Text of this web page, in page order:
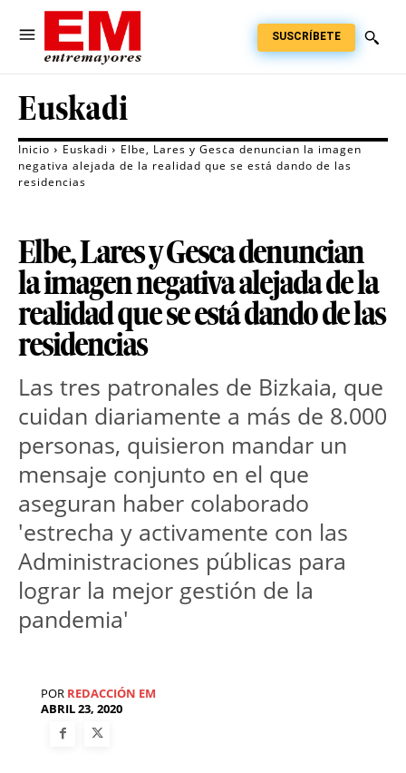
SUSCRÍBETE
Euskadi
Inicio Euskadi
Elbe, Lares y Gesca denuncian la imagen
negativa alejada de la realidad que se está dando de las
residencias
Elbe, Lares y Gesca denuncian
la imagen negativa alejada de la
realidad que se está dando de las
residencias
Las tres patronales de Bizkaia, que
cuidan diariamente a más de 8.000
personas, quisieron mandar un
mensaje conjunto en el que
aseguran haber colaborado
'estrecha y activamente con las
Administraciones públicas para
lograr la mejor gestión de la
pandemia'
POR REDACCIÓN EM
ABRIL 23, 2020